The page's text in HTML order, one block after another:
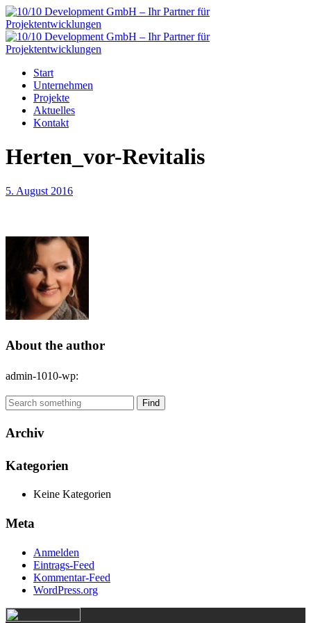
Start
Unternehmen
Projekte
Aktuelles
Kontakt
Herten_vor-Revitalis
5. August 2016
About the author
admin-1010-wp:
Find
Archiv
Kategorien
Keine Kategorien
Meta
Anmelden
Eintrags-Feed
Kommentar-Feed
WordPress.org